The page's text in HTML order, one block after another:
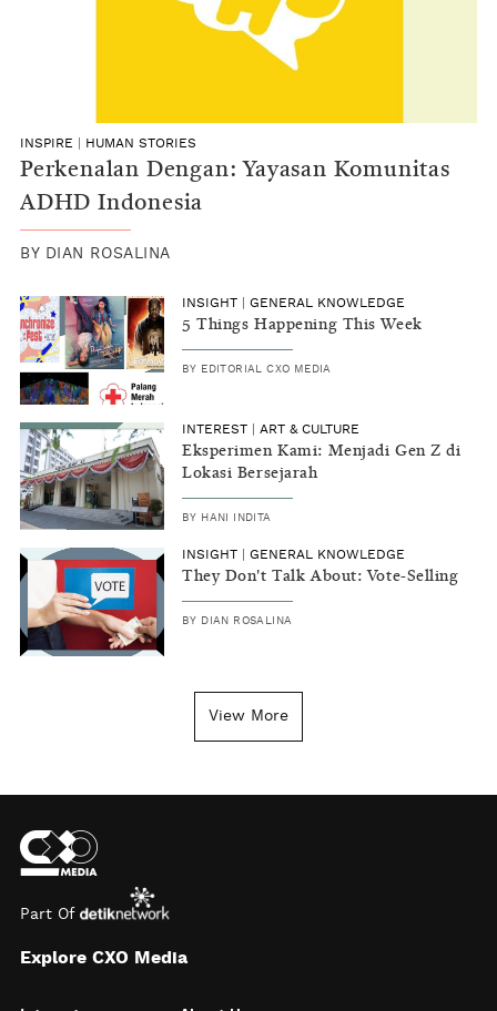
INSPIRE HUMAN STORIES
Perkenalan Dengan: Yayasan Komunitas
ADHD Indonesia
BY DIAN ROSALINA
INSIGHT GENERAL KNOWLEDGE
5 Things Happening This Week
BY EDITORIAL CXO MEDIA
INTEREST ART & CULTURE
Eksperimen Kami: Menjadi Gen Z di
Lokasi Bersejarah
BY HANI INDITA
INSIGHT GENERAL KNOWLEDGE
They Don't Talk About: Vote-Selling
BY DIAN ROSALINA
View More
Part Of
Explore CXO Media